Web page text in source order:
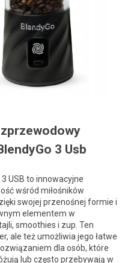
3 Usb
USB to innowacyjne
wśród miłośników
swojej przenośnej formie i
elementem w
smoothies i zup. Ten
ale też umożliwia jego łatwe
dla osób, które
lub często przebywają w